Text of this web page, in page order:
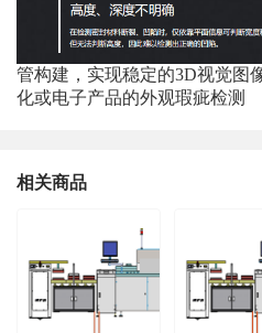
管构建，实现稳定的3D视觉图
化或电子产品的外观瑕疵检测
相关商品